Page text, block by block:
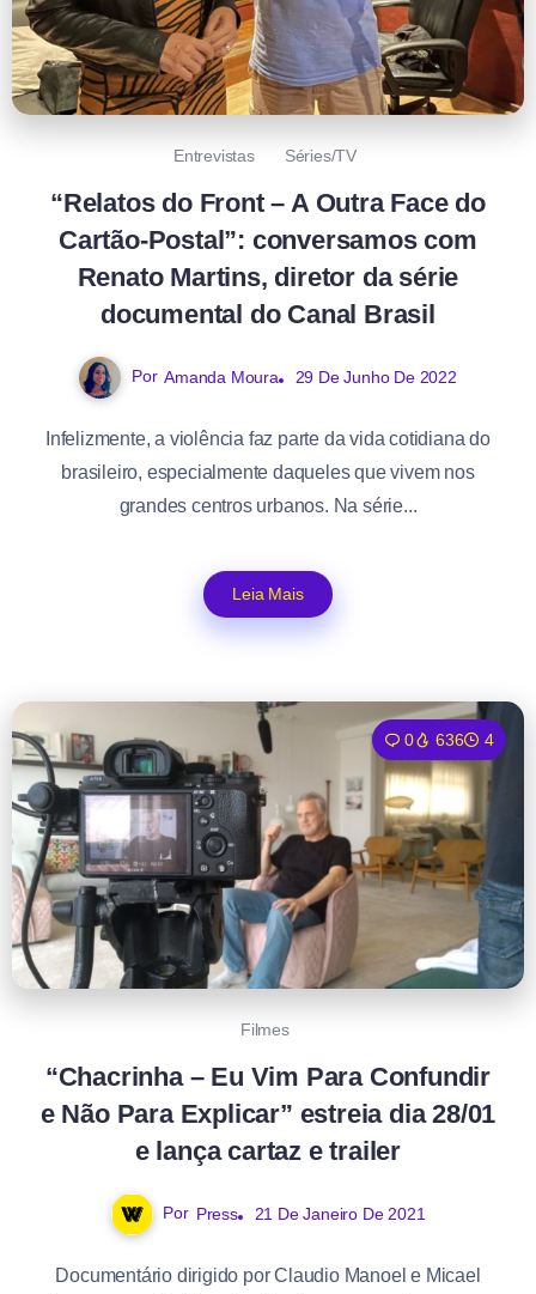
Entrevistas Séries/TV
“Relatos do Front – A Outra Face do
Cartão-Postal”: conversamos com
Renato Martins, diretor da série
documental do Canal Brasil
Por Amanda Moura 29 De Junho De 2022
Infelizmente, a violência faz parte da vida cotidiana do
brasileiro, especialmente daqueles que vivem nos
grandes centros urbanos. Na série...
Leia Mais
0 636 4
Filmes
“Chacrinha – Eu Vim Para Confundir
e Não Para Explicar” estreia dia 28/01
e lança cartaz e trailer
Por Press 21 De Janeiro De 2021
Documentário dirigido por Claudio Manoel e Micael